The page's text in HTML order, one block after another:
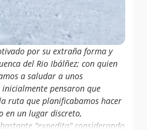
por su extraña forma y
del Rio Ibálñez; con quien
a saludar a unos
pensaron que
ruta que planificabamos hacer
en un lugar discreto,
"expedita" considerando